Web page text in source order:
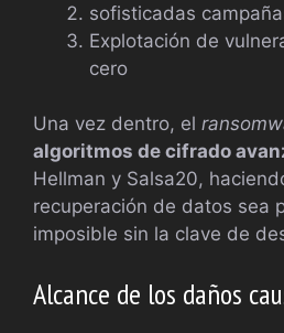
sofisticadas
Explotación de
cero
Una vez dentro, el
algoritmos de cifrado
Hellman y Salsa20,
recuperación de datos sea
imposible sin la clave de
Alcance de los daños